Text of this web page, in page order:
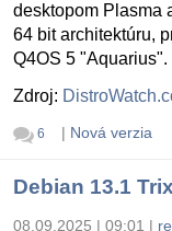
desktopom Plasma
64 bit architektúru,
Q4OS 5 "Aquarius".
Zdroj:
6 | Nová verzia
Debian 13.1
08.09.2025 | 09:01 |